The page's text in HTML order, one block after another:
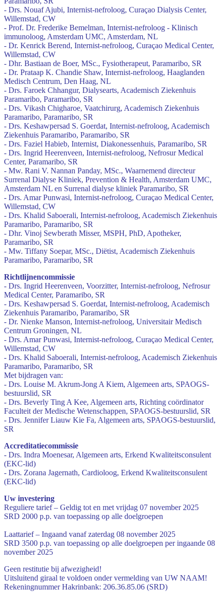
- Drs. Nouaf Ajubi, Internist-nefroloog, Curaçao Dialysis Center,
Willemstad, CW
- Prof. Dr. Frederike Bemelman, Internist-nefroloog - Klinisch
immunoloog, Amsterdam UMC, Amsterdam, NL
- Dr. Kenrick Berend, Internist-nefroloog, Curaçao Medical Center,
Willemstad, CW
- Dhr. Bastiaan de Boer, MSc., Fysiotherapeut, Paramaribo, SR
- Dr. Prataap K. Chandie Shaw, Internist-nefroloog, Haaglanden
Medisch Centrum, Den Haag, NL
- Drs. Faroek Chhangur, Dialysearts, Academisch Ziekenhuis
Paramaribo, Paramaribo, SR
- Drs. Vikash Chigharoe, Vaatchirurg, Academisch Ziekenhuis
Paramaribo, Paramaribo, SR
- Drs. Keshawpersad S. Goerdat, Internist-nefroloog, Academisch
Ziekenhuis Paramaribo, Paramaribo, SR
- Drs. Faziel Habieb, Internist, Diakonessenhuis, Paramaribo, SR
- Drs. Ingrid Heerenveen, Internist-nefroloog, Nefrosur Medical
Center, Paramaribo, SR
- Mw. Rani V. Nannan Panday, MSc., Waarnemend directeur
Surrenal Dialyse Kliniek, Prevention & Health, Amsterdam UMC,
Amsterdam NL en Surrenal dialyse kliniek Paramaribo, SR
- Drs. Amar Punwasi, Internist-nefroloog, Curaçao Medical Center,
Willemstad, CW
- Drs. Khalid Saboerali, Internist-nefroloog, Academisch Ziekenhuis
Paramaribo, Paramaribo, SR
- Dhr. Vinoj Sewberath Misser, MSPH, PhD, Apotheker,
Paramaribo, SR
- Mw. Tiffany Soepar, MSc., Diëtist, Academisch Ziekenhuis
Paramaribo, Paramaribo, SR
Richtlijnencommissie
- Drs. Ingrid Heerenveen, Voorzitter, Internist-nefroloog, Nefrosur
Medical Center, Paramaribo, SR
- Drs. Keshawpersad S. Goerdat, Internist-nefroloog, Academisch
Ziekenhuis Paramaribo, Paramaribo, SR
- Dr. Nienke Manson, Internist-nefroloog, Universitair Medisch
Centrum Groningen, NL
- Drs. Amar Punwasi, Internist-nefroloog, Curaçao Medical Center,
Willemstad, CW
- Drs. Khalid Saboerali, Internist-nefroloog, Academisch Ziekenhuis
Paramaribo, Paramaribo, SR
Met bijdragen van:
- Drs. Louise M. Akrum-Jong A Kiem, Algemeen arts, SPAOGS-
bestuurslid, SR
- Drs. Beverly Ting A Kee, Algemeen arts, Richting coördinator
Faculteit der Medische Wetenschappen, SPAOGS-bestuurslid, SR
- Drs. Jennifer Liauw Kie Fa, Algemeen arts, SPAOGS-bestuurslid,
SR
Accreditatiecommissie
- Drs. Indra Moenesar, Algemeen arts, Erkend Kwaliteitsconsulent
(EKC-lid)
- Drs. Zorana Jagernath, Cardioloog, Erkend Kwaliteitsconsulent
(EKC-lid)
Uw investering
Reguliere tarief – Geldig tot en met vrijdag 07 november 2025
SRD 2000 p.p. van toepassing op alle doelgroepen
Laattarief – Ingaand vanaf zaterdag 08 november 2025
SRD 3500 p.p. van toepassing op alle doelgroepen per ingaande 08
november 2025
Geen restitutie bij afwezigheid!
Uitsluitend giraal te voldoen onder vermelding van UW NAAM!
Rekeningnummer Hakrinbank: 206.36.85.06 (SRD)